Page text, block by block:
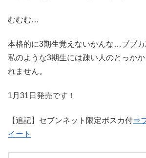
むむむ…
本格的に3期生覚えないかんな…ブブカ
私のような3期生には疎い人のとっか
れません。
1月31日発売です！
【追記】セブンネット限定ポスカ付⇒
イート